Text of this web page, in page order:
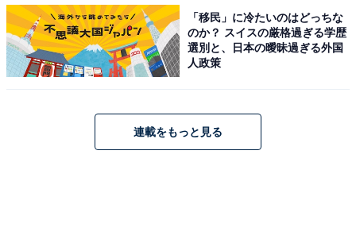
「移民」に冷たいのはどっちな
のか？ スイスの厳格過ぎる学歴
選別と、日本の曖昧過ぎる外国
人政策
連載をもっと見る